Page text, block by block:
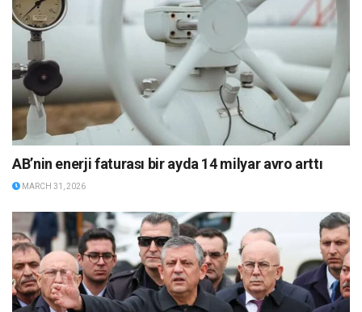
AB’nin enerji faturası bir ayda 14 milyar avro arttı
MARCH 31, 2026